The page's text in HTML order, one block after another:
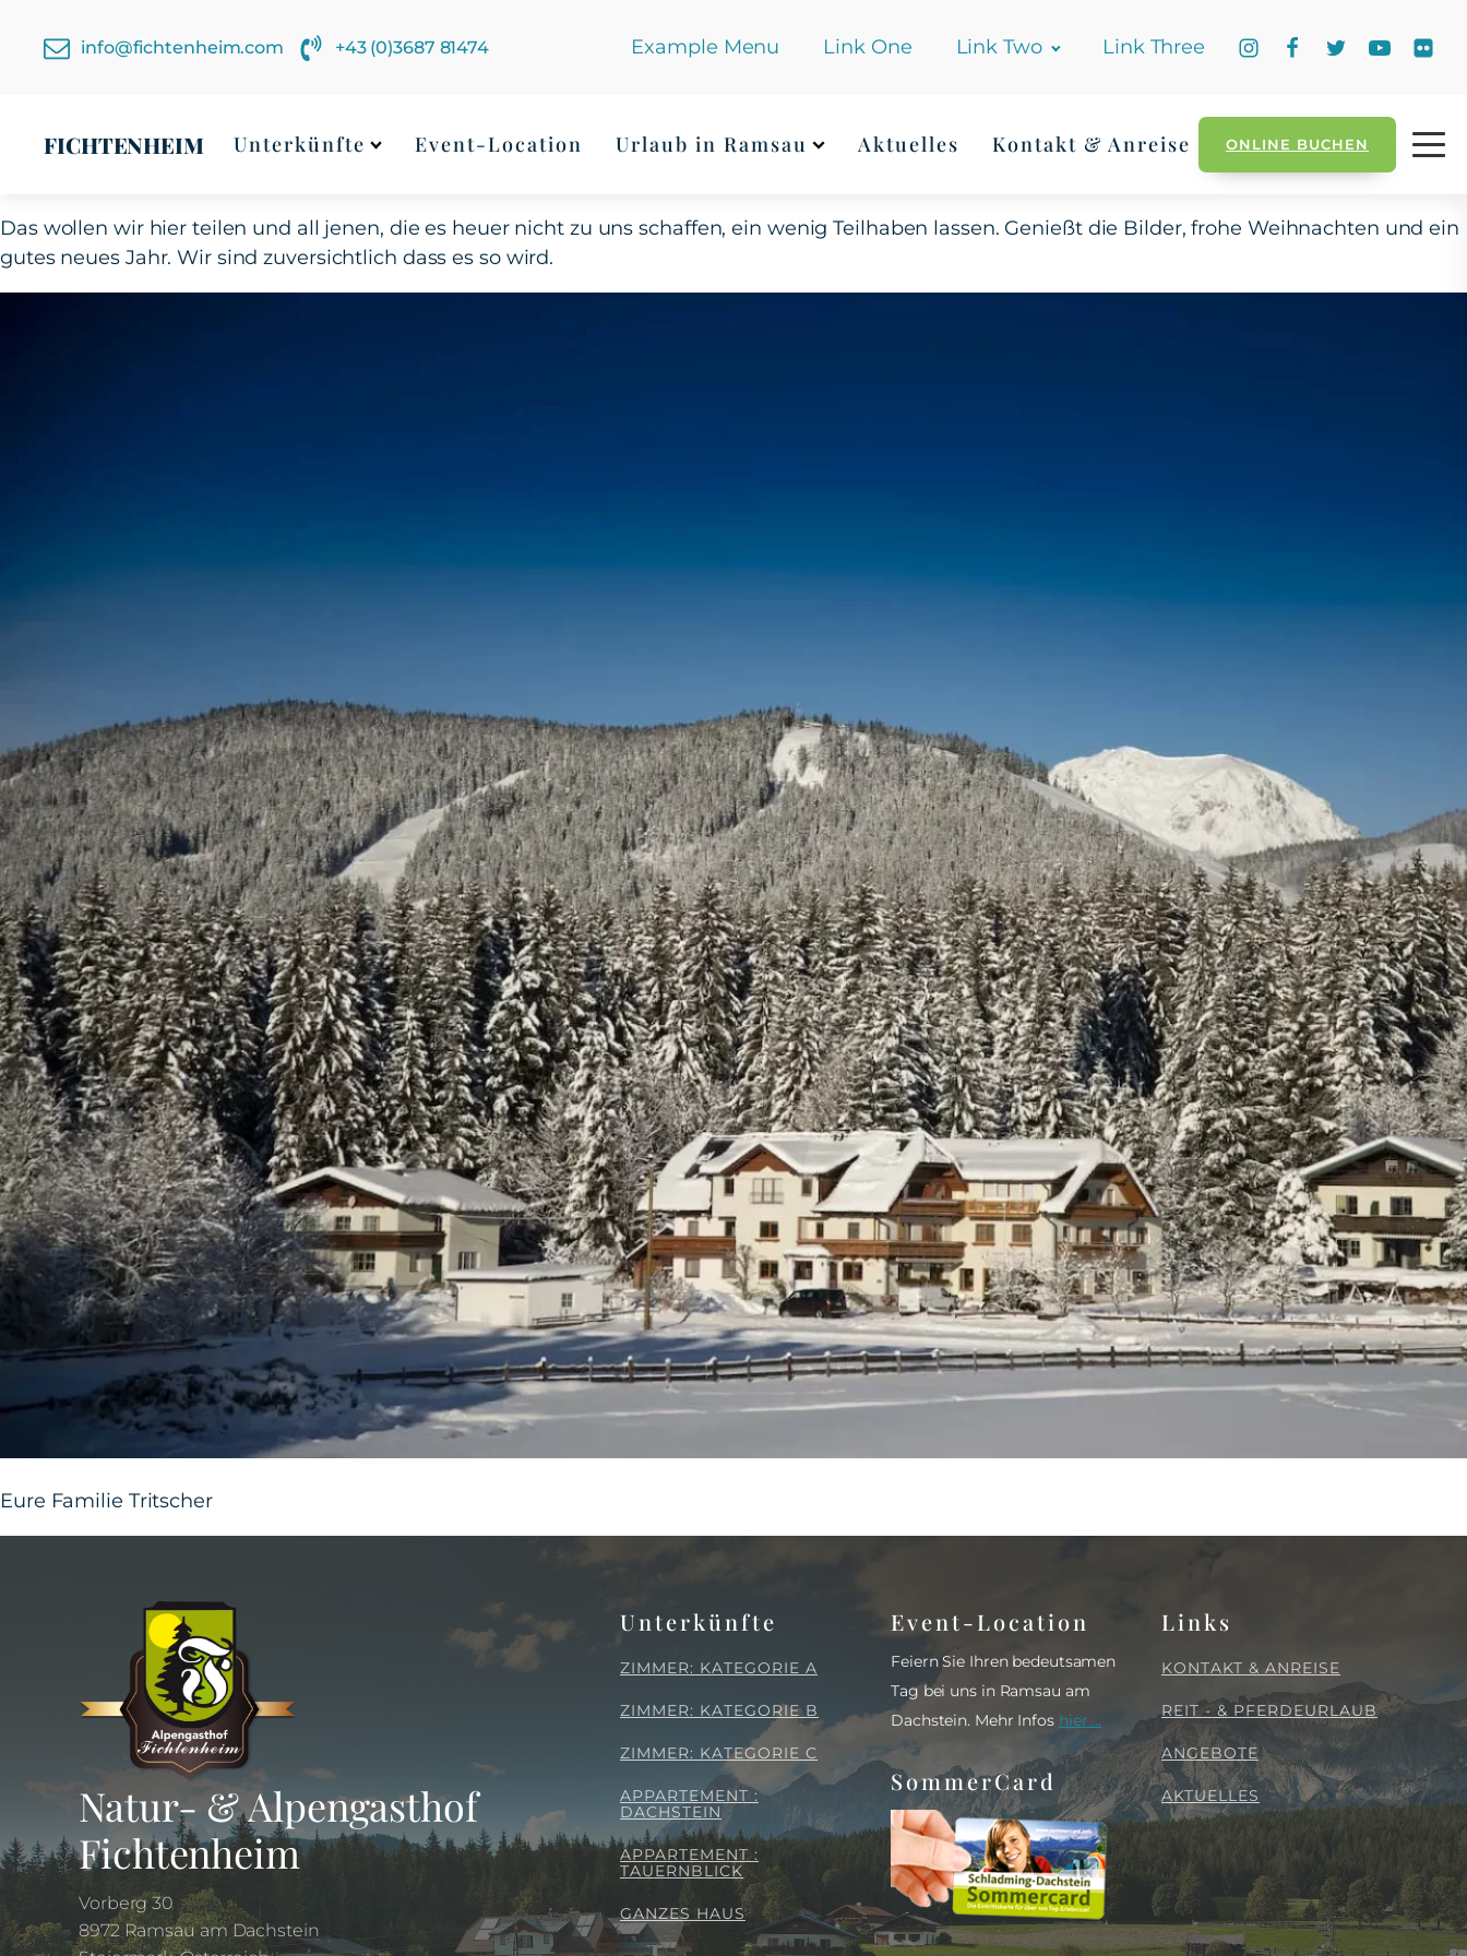
info@fichtenheim.com +43 (0)3687 81474 Example Menu Link One Link Two Link Three
FICHTENHEIM Unterkünfte Event-Location Urlaub in Ramsau Aktuelles Kontakt & Anreise ONLINE BUCHEN
Das wollen wir hier teilen und all jenen, die es heuer nicht zu uns schaffen, ein wenig Teilhaben lassen. Genießt die Bilder, frohe Weihnachten und ein
gutes neues Jahr. Wir sind zuversichtlich dass es so wird.
Eure Familie Tritscher
Natur- & Alpengasthof
Fichtenheim
Vorberg 30
8972 Ramsau am Dachstein
Unterkünfte
ZIMMER: KATEGORIE A
ZIMMER: KATEGORIE B
ZIMMER: KATEGORIE C
APPARTEMENT :
DACHSTEIN
APPARTEMENT :
TAUERNBLICK
GANZES HAUS
Event-Location
Feiern Sie Ihren bedeutsamen
Tag bei uns in Ramsau am
Dachstein. Mehr Infos hier ...
SommerCard
Links
KONTAKT & ANREISE
REIT - & PFERDEURLAUB
ANGEBOTE
AKTUELLES